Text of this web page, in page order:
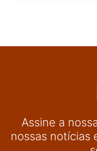
Assine a
nossas notícias